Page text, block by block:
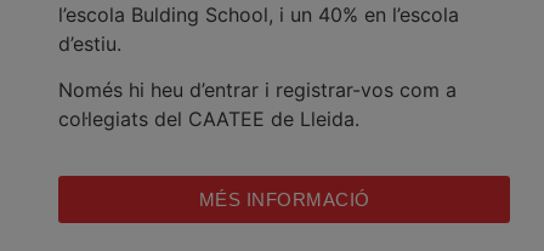
l’escola Bulding School, i un 40% en l’escola
d’estiu.
Només hi heu d’entrar i registrar-vos com a
col·legiats del CAATEE de Lleida.
MÉS INFORMACIÓ